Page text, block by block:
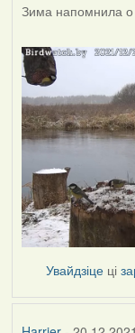
Зима напомнила о
Увайдзіце ці